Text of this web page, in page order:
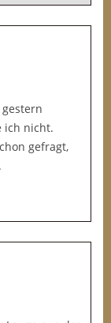
ich nicht.
gefragt,